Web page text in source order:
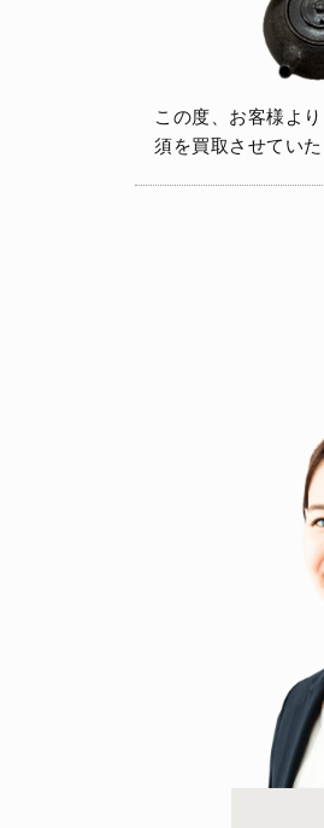
この度、お客様よ
須を買取させてい